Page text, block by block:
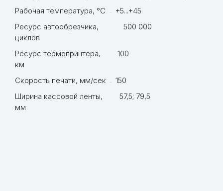
Рабочая температура, °С
+5...+45
Ресурс автообрезчика,
циклов
500 000
Ресурс термопринтера,
км
100
Скорость печати, мм/сек
150
Ширина кассовой ленты,
мм
57,5; 79,5